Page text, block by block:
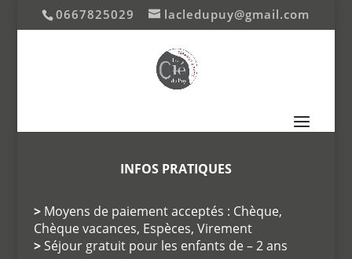
0667825029 lacledupuy@gmail.com
INFOS PRATIQUES
>Moyens de paiement acceptés : Chèque,
Chèque vacances, Espèces, Virement
>Séjour gratuit pour les enfants de – 2 ans